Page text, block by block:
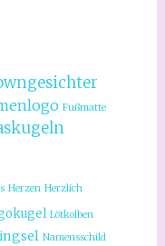
Fußmatte
Herzen Herzlich
Lötkolben
Namensschild